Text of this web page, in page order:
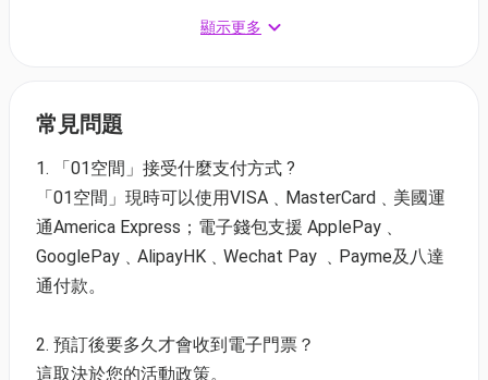
⏰優惠日期：即日起至 30/9/2026 23:59
(1) 美國極尚牛套餐B 限時88折 | 2小時任食美國牛、即
開生蠔、串燒、刺身及52款美食
午市價錢⏰12:00 - 16:00
成人：$209 | 原價：$238
小童：$156 | 原價：$178
成人：$262 | 原價：$298
小童：$191 | 原價：$218
顯示更多
常見問題
1. 「01空間」接受什麼支付方式 ?
「01空間」現時可以使用VISA﹑MasterCard﹑美國運
通America Express；電子錢包支援 ApplePay﹑
GooglePay﹑AlipayHK﹑Wechat Pay ﹑Payme及八達
通付款。
2. 預訂後要多久才會收到電子門票？
這取決於您的活動政策。